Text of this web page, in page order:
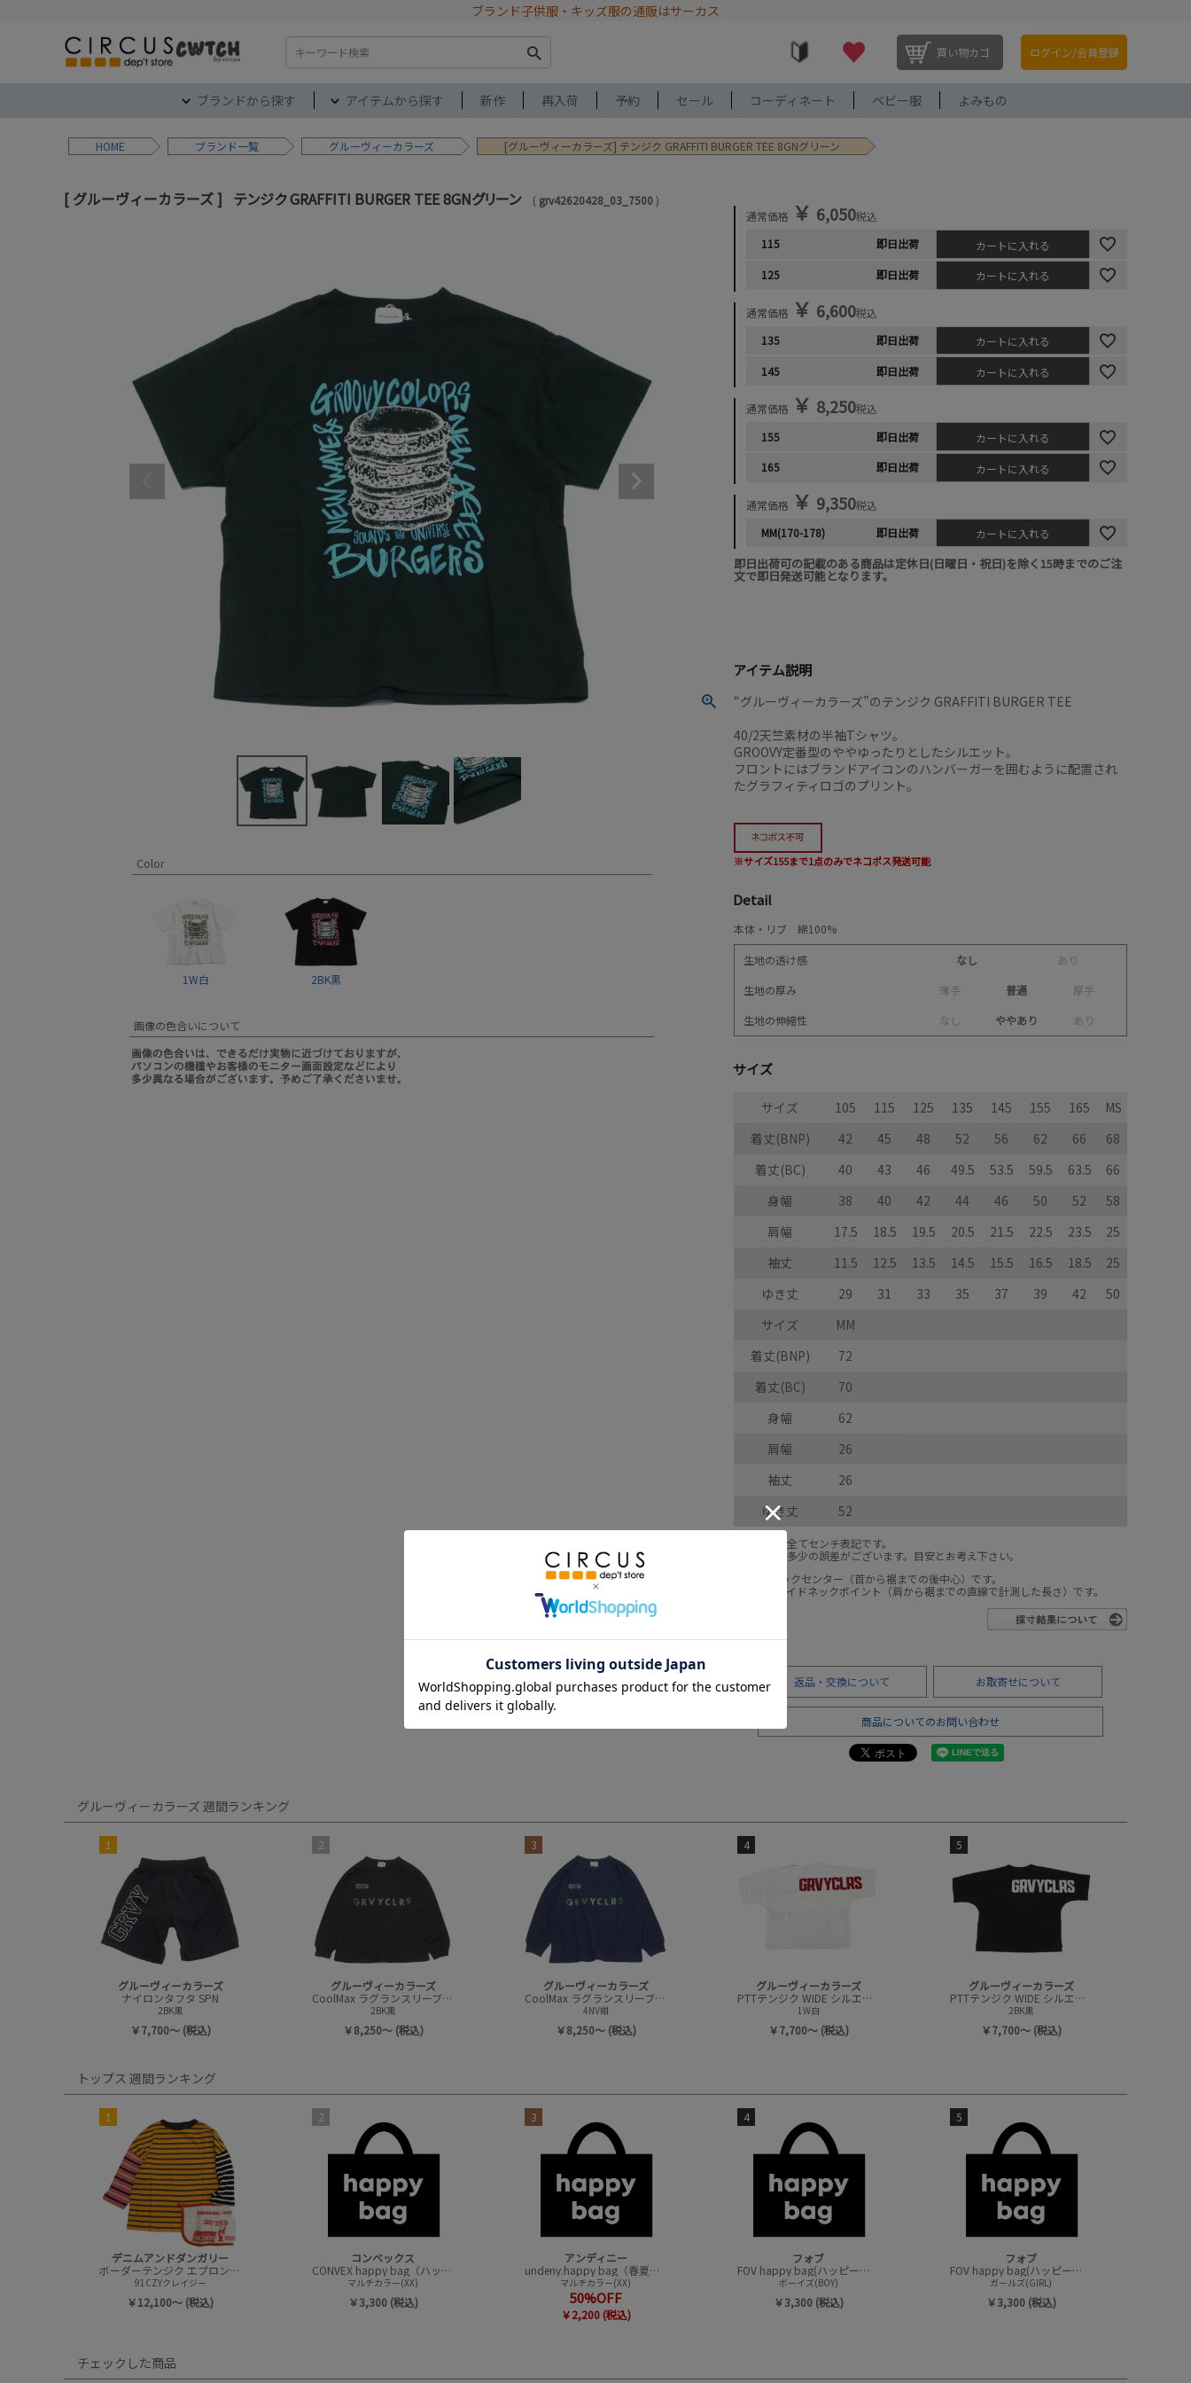
ブランド子供服・キッズ服の通販はサーカス
検索 買い物カゴ ログイン/会員登録
ブランドから探す アイテムから探す 新作 再入荷 予約 セール コーディネート ベビー服 よみもの
HOME ブランド グルーヴィーカラーズ [グルーヴィーカラーズ] テンジク GRAFFITI BURGER TEE 8GNグリーン
グルーヴィーカラーズ テンジク GRAFFITI BURGER TEE 8GNグリーン grv42620428_03_7500
Color
1W白 2BK黒
画像の色合いについて
通常価格 ￥ 6,050税込
115
即日出荷
カートに入れる
125
即日出荷 カートに入れる
通常価格 ￥ 6,600税込
135
即日出荷
カートに入れる
145
即日出荷 カートに入れる
通常価格 ￥ 8,250税込
155
即日出荷
カートに入れる
165
即日出荷 カートに入れる
通常価格 ￥ 9,350税込
MM(170-178)
即日出荷 カートに入れる
即日出荷可の記載のある商品は定休日(日曜日・祝日)を除く15時までのご注
文で即日発送可能となります。
アイテム説明
“グルーヴィーカラーズ”のテンジク GRAFFITI BURGER TEE
40/2天竺素材の半袖Tシャツ。
GROOVY定番型のややゆったりとしたシルエット。
フロントにはブランドアイコンのハンバーガーを囲むように配置され
たグラフィティロゴのプリント。
※サイズ155まで1点のみでネコポス発送可能
Detail
本体・リブ 綿100%
生地の透け感 なし あ り
生地の厚み
薄手 普通 厚手
生地の伸縮性
な し ややあり あ り
サイズ
サイズ 105 115 125 135 145 155 165
MS
着丈(BNP)
42 45 48 52 56 62 66
68
着丈(BC)
40 43 46 49.5 53.5 59.5 63.5
66
身幅
38 40 42 44 46 50 52
58
肩幅
17.5 18.5 19.5 20.5 21.5 22.5 23.5
25
袖丈
11.5 12.5 13.5 14.5 15.5 16.5 18.5
25
ゆき丈
29 31 33 35 37 39 42
50
サイズ
MM
着丈(BNP)
72
着丈(BC)
70
身幅
62
肩幅
26
袖丈
26
ゆき丈
52
採寸結果は全てセンチ表記です。
商品により多少の誤差がございます。目安とお考え下さい。
※BCはバックセンター（首から裾までの後中心）です。
※SNPはサイドネックポイント（肩から裾までの直線で計測した長さ）です。
返品・交換について お取寄せについて
商品についてのお問い合わせ
グルーヴィーカラーズ 週間ランキング
1
グルーヴィーカラーズ
ナイロンタフタ SPN
2BK黒
￥7,700～ (税込)
2
グルーヴィーカラーズ
CoolMax ラグランスリーブ L/S TEE
2BK黒
￥8,250～ (税込)
3
グルーヴィーカラーズ
CoolMax ラグランスリーブ L/S TEE
4NV紺
￥8,250～ (税込)
4
グルーヴィーカラーズ
PTTテンジク WIDE シルエット 7ブソデ TEE
1W白
￥7,700～ (税込)
5
グルーヴィーカラーズ
PTTテンジク WIDE シルエット 7ブソデ TEE
2BK黒
￥7,700～ (税込)
トップス 週間ランキング
1
デニムアンドダンガリー
ボーダーテンジク エプロンツキ L/S TEE(8分袖)
91CZYクレイジー
￥12,100～ (税込)
2
コンベックス
CONVEX happy bag（ハッピーバック）
マルチカラー(XX)
￥3,300 (税込)
3
アンディニー
undeny.happy bag（春夏アイテムハッピーバック）
マルチカラー(XX)
50%OFF
￥2,200 (税込)
4
フォブ
FOV happy bag(ハッピーバック/トップスセット)
ボーイズ(BOY)
￥3,300 (税込)
5
フォブ
FOV happy bag(ハッピーバック/トップスセット)
ガールズ(GIRL)
￥3,300 (税込)
チェックした商品